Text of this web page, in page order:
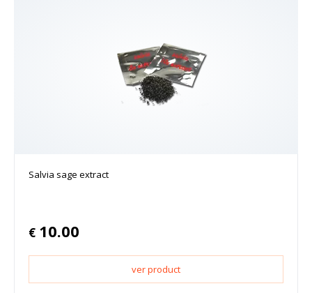
Salvia sage extract
€ 10.00
ver product